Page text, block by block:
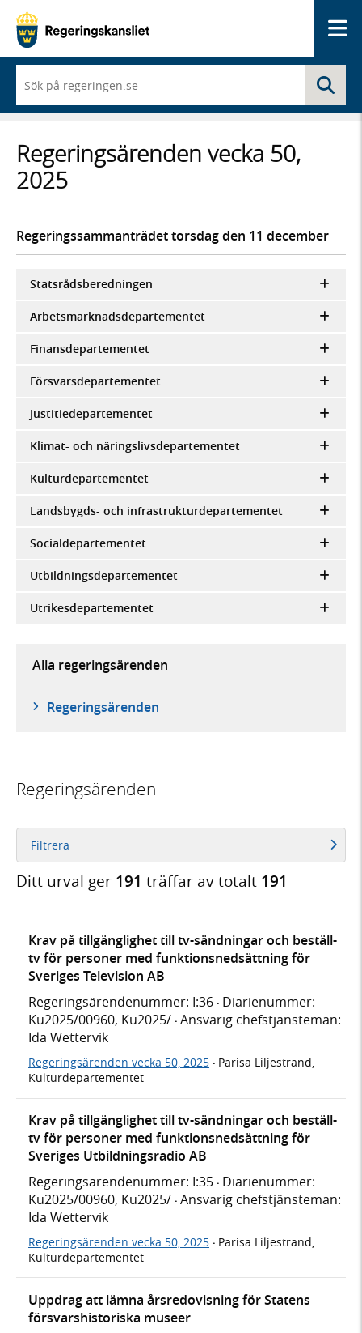
du
börjar
skriva
framträder
en
lista
Regeringsärenden vecka 50,
2025
Regeringssammanträdet torsdag den 11 december
Statsrådsberedningen
Arbetsmarknadsdepartementet
Finansdepartementet
Försvarsdepartementet
Justitiedepartementet
Klimat- och näringslivsdepartementet
Kulturdepartementet
Landsbygds- och infrastrukturdepartementet
Socialdepartementet
Utbildningsdepartementet
Utrikesdepartementet
Alla regeringsärenden
Regeringsärenden
Regeringsärenden
Filtrera
Ditt urval ger 191 träffar av totalt 191
Krav på tillgänglighet till tv-sändningar och beställ-
tv för personer med funktionsnedsättning för
Sveriges Television AB
Regeringsärendenummer: I:36 · Diarienummer:
Ku2025/00960, Ku2025/ · Ansvarig chefstjänsteman:
Ida Wettervik
Regeringsärenden vecka 50, 2025 · Parisa Liljestrand,
Kulturdepartementet
Krav på tillgänglighet till tv-sändningar och beställ-
tv för personer med funktionsnedsättning för
Sveriges Utbildningsradio AB
Regeringsärendenummer: I:35 · Diarienummer:
Ku2025/00960, Ku2025/ · Ansvarig chefstjänsteman:
Ida Wettervik
Regeringsärenden vecka 50, 2025 · Parisa Liljestrand,
Kulturdepartementet
Uppdrag att lämna årsredovisning för Statens
försvarshistoriska museer